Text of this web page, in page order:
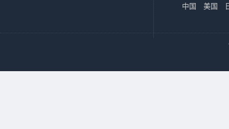
中国 美国